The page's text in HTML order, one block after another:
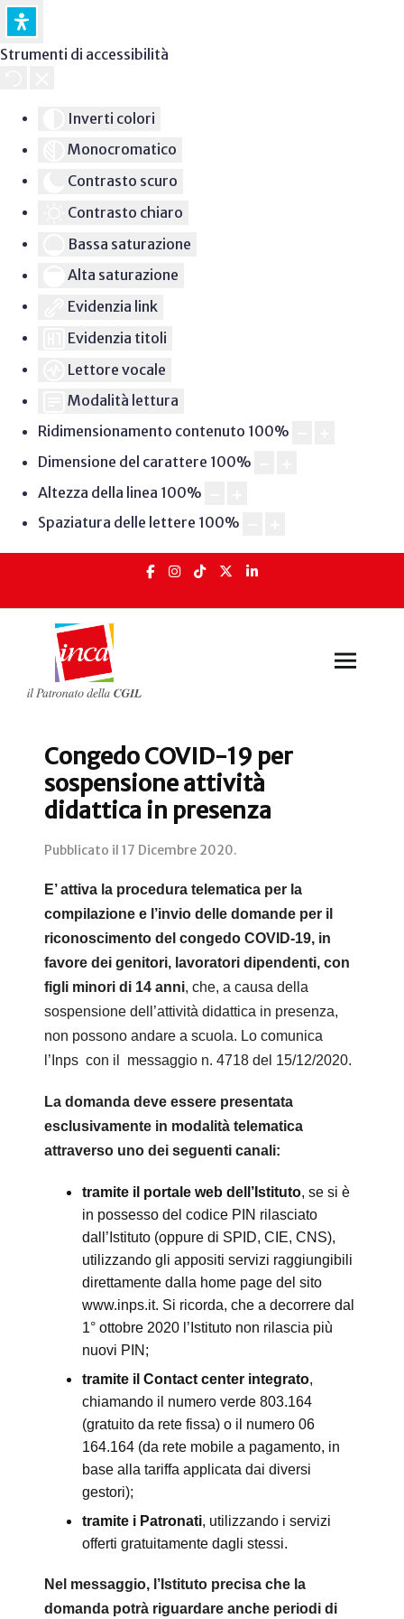
Strumenti di accessibilità
Inverti colori
Monocromatico
Contrasto scuro
Contrasto chiaro
Bassa saturazione
Alta saturazione
Evidenzia link
Evidenzia titoli
Lettore vocale
Modalità lettura
Ridimensionamento contenuto 100%
Dimensione del carattere 100%
Altezza della linea 100%
Spaziatura delle lettere 100%
Congedo COVID-19 per
sospensione attività
didattica in presenza
Pubblicato il 17 Dicembre 2020.
E’ attiva la procedura telematica per la
compilazione e l’invio delle domande per il
riconoscimento del congedo COVID-19, in
favore dei genitori, lavoratori dipendenti, con
figli minori di 14 anni, che, a causa della
sospensione dell’attività didattica in presenza,
non possono andare a scuola. Lo comunica
l’Inps con il messaggio n. 4718 del 15/12/2020.
La domanda deve essere presentata
esclusivamente in modalità telematica
attraverso uno dei seguenti canali:
tramite il portale web dell’Istituto, se si è
in possesso del codice PIN rilasciato
dall’Istituto (oppure di SPID, CIE, CNS),
utilizzando gli appositi servizi raggiungibili
direttamente dalla home page del sito
www.inps.it. Si ricorda, che a decorrere dal
1° ottobre 2020 l’Istituto non rilascia più
nuovi PIN;
tramite il Contact center integrato,
chiamando il numero verde 803.164
(gratuito da rete fissa) o il numero 06
164.164 (da rete mobile a pagamento, in
base alla tariffa applicata dai diversi
gestori);
tramite i Patronati, utilizzando i servizi
offerti gratuitamente dagli stessi.
Nel messaggio, l’Istituto precisa che la
domanda potrà riguardare anche periodi di